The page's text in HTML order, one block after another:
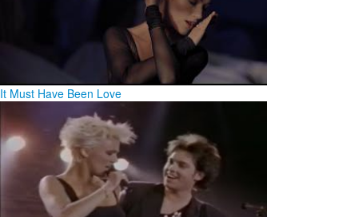
It Must Have Been Love